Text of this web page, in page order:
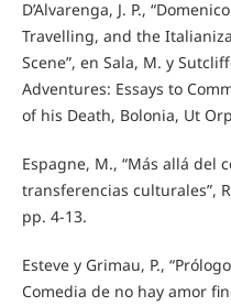
D’Alvarenga, J. P.,
Travelling, and the
Scene”, en Sala, M. y
Adventures: Essays to
of his Death, Bolonia, Ut
Espagne, M., “Más allá del
transferencias culturales”,
pp. 4-13.
Esteve y Grimau, P.,
Comedia de no hay amor